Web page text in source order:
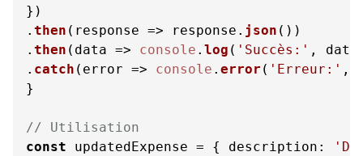
})
. then ( response => response. json ())
. then ( data => console . log ( 'Succès:' ,
. catch ( error => console . error ( 'Erreur:' ,
}
// Utilisation
const updatedExpense = { description :